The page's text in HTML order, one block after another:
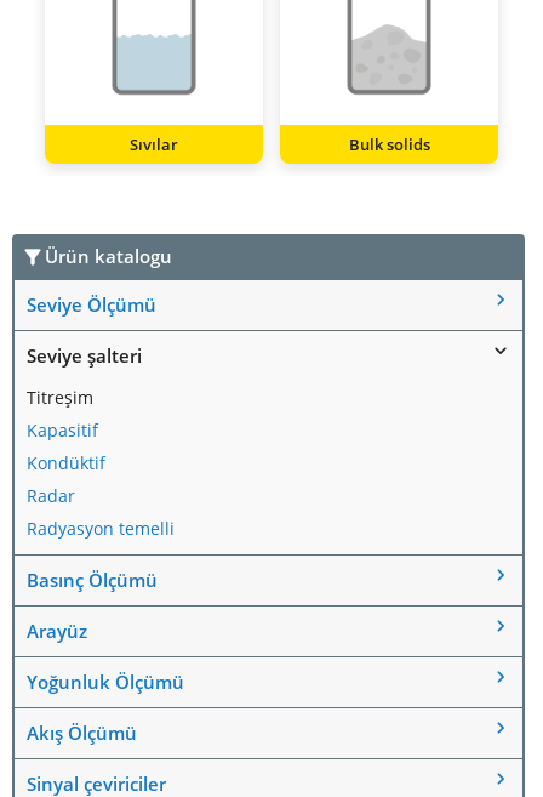
Sıvılar Bulk solids
Ürün katalogu
Seviye Ölçümü
Seviye şalteri
Titreşim
Kapasitif
Kondüktif
Radar
Radyasyon temelli
Basınç Ölçümü
Arayüz
Yoğunluk Ölçümü
Akış Ölçümü
Sinyal çeviriciler